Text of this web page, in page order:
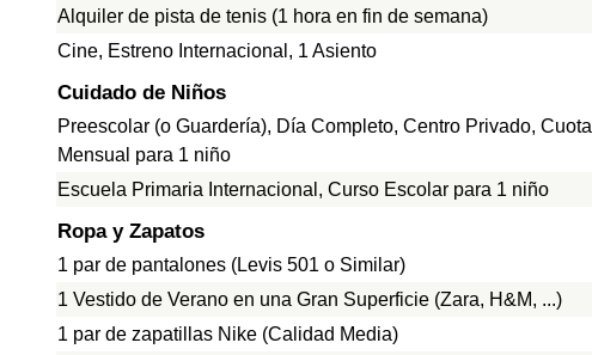
Alquiler de pista de tenis (1 hora en fin de semana)
Cine, Estreno Internacional, 1 Asiento
Cuidado de Niños
Preescolar (o Guardería), Día Completo, Centro Privado, Cuota
Mensual para 1 niño
Escuela Primaria Internacional, Curso Escolar para 1 niño
Ropa y Zapatos
1 par de pantalones (Levis 501 o Similar)
1 Vestido de Verano en una Gran Superficie (Zara, H&M, ...)
1 par de zapatillas Nike (Calidad Media)